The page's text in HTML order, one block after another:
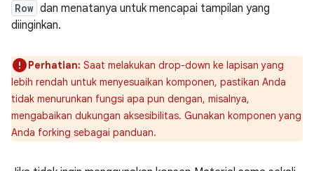
Row dan menatanya untuk mencapai tampilan yang
diinginkan.
Perhatian: Saat melakukan drop-down ke lapisan yang
lebih rendah untuk menyesuaikan komponen, pastikan Anda
tidak menurunkan fungsi apa pun dengan, misalnya,
mengabaikan dukungan aksesibilitas. Gunakan komponen yang
Anda forking sebagai panduan.